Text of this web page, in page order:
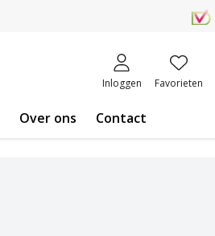
Inloggen Favorieten
Over ons Contact